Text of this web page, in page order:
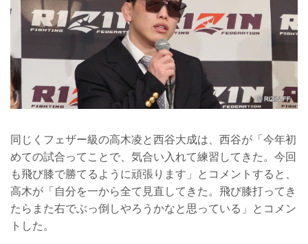
同じくフェザー級の高木凌と西谷大成は、西谷が「今年初
めての試合ってことで、気合い入れて練習してきた。今回
も飛び膝で勝てるように頑張ります」とコメントすると、
高木が「自分を一から全て見直してきた。飛び膝打ってき
たらまた右でぶっ倒しやろうかなと思っている」とコメン
トした。